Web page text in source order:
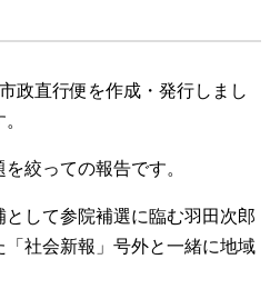
政直行便を作成・発行しまし
絞っての報告です。
して参院補選に臨む羽田次郎
社会新報」号外と一緒に地域